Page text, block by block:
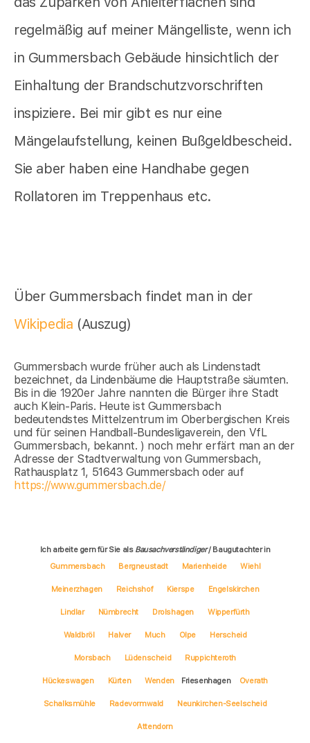
regelmäßig auf meiner Mängelliste, wenn ich
in Gummersbach Gebäude hinsichtlich der
Einhaltung der Brandschutzvorschriften
inspiziere. Bei mir gibt es nur eine
Mängelaufstellung, keinen Bußgeldbescheid.
Sie aber haben eine Handhabe gegen
Rollatoren im Treppenhaus etc.
Über Gummersbach findet man in der
Wikipedia (Auszug)
Gummersbach wurde früher auch als Lindenstadt
bezeichnet, da Lindenbäume die Hauptstraße säumten.
Bis in die 1920er Jahre nannten die Bürger ihre Stadt
auch Klein-Paris. Heute ist Gummersbach
bedeutendstes Mittelzentrum im Oberbergischen Kreis
und für seinen Handball-Bundesligaverein, den VfL
Gummersbach, bekannt. ) noch mehr erfärt man an der
Adresse der Stadtverwaltung von Gummersbach,
Rathausplatz 1, 51643 Gummersbach oder auf
https://www.gummersbach.de/
Ich arbeite gern für Sie als Bausachverständiger/ Baugutachter in
Gummersbach
Bergneustadt Marienheide Wiehl
Meinerzhagen Reichshof Kierspe Engelskirchen
Lindlar Nümbrecht Drolshagen Wipperfürth
Waldbröl Halver Much Olpe Herscheid
Morsbach Lüdenscheid Ruppichteroth
Hückeswagen Kürten Wenden Friesenhagen Overath
Schalksmühle Radevormwald Neunkirchen-Seelscheid
Attendorn